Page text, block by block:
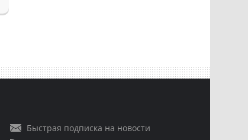
Быстрая подписка на новости